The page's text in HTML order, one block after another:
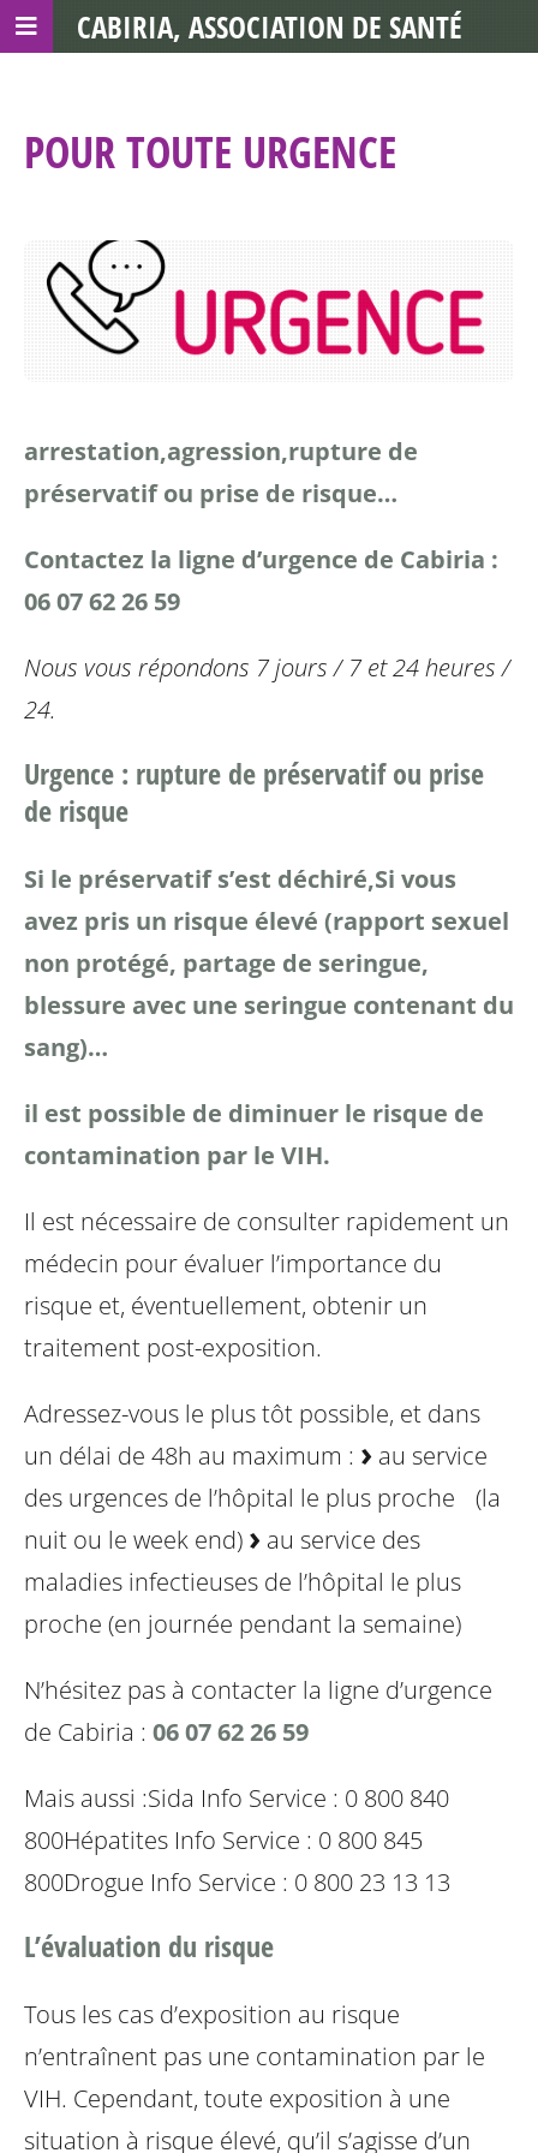
POUR TOUTE URGENCE
arrestation,agression,rupture de
préservatif ou prise de risque…
Contactez la ligne d’urgence de Cabiria :
06 07 62 26 59
Nous vous répondons 7 jours / 7 et 24 heures /
24.
Urgence : rupture de préservatif ou prise
de risque
Si le préservatif s’est déchiré,Si vous
avez pris un risque élevé (rapport sexuel
non protégé, partage de seringue,
blessure avec une seringue contenant du
sang)…
il est possible de diminuer le risque de
contamination par le VIH.
Il est nécessaire de consulter rapidement un
médecin pour évaluer l’importance du
risque et, éventuellement, obtenir un
traitement post-exposition.
Adressez-vous le plus tôt possible, et dans
un délai de 48h au maximum :
au service
des urgences de l’hôpital le plus proche (la
nuit ou le week end)
au service des
maladies infectieuses de l’hôpital le plus
proche (en journée pendant la semaine)
N’hésitez pas à contacter la ligne d’urgence
de Cabiria : 06 07 62 26 59
Mais aussi :Sida Info Service : 0 800 840
800Hépatites Info Service : 0 800 845
800Drogue Info Service : 0 800 23 13 13
L’évaluation du risque
Tous les cas d’exposition au risque
n’entraînent pas une contamination par le
VIH. Cependant, toute exposition à une
situation à risque élevé, qu’il s’agisse d’un
CABIRIA, ASSOCIATION DE SANTÉ